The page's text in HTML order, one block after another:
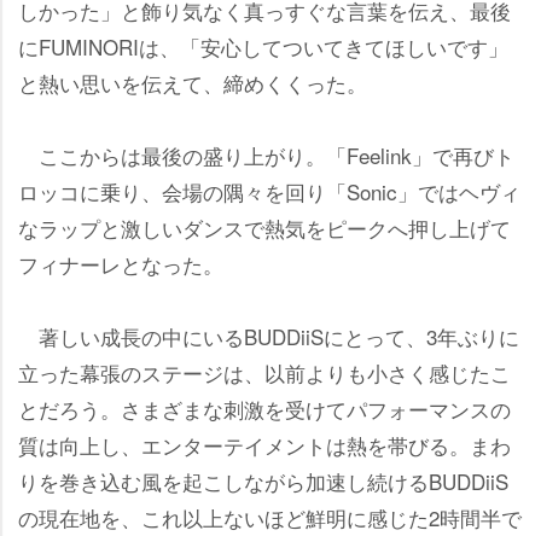
しかった」と飾り気なく真っすぐな言葉を伝え、最後
にFUMINORIは、「安心してついてきてほしいです」
と熱い思いを伝えて、締めくくった。
ここからは最後の盛り上がり。「Feelink」で再びト
ロッコに乗り、会場の隅々を回り「Sonic」ではヘヴィ
なラップと激しいダンスで熱気をピークへ押し上げて
フィナーレとなった。
著しい成長の中にいるBUDDiiSにとって、3年ぶりに
立った幕張のステージは、以前よりも小さく感じたこ
とだろう。さまざまな刺激を受けてパフォーマンスの
質は向上し、エンターテイメントは熱を帯びる。まわ
りを巻き込む風を起こしながら加速し続けるBUDDiiS
の現在地を、これ以上ないほど鮮明に感じた2時間半で